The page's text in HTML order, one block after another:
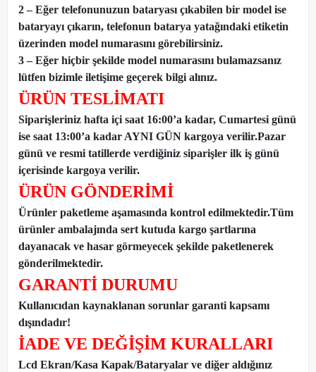
2 – Eğer telefonunuzun bataryası çıkabilen bir model ise
bataryayı çıkarın, telefonun batarya yatağındaki etiketin
üzerinden model numarasını görebilirsiniz.
3 – Eğer hiçbir şekilde model numarasını bulamazsanız
lütfen bizimle iletişime geçerek bilgi alınız.
ÜRÜN TESLİMATI
Siparişleriniz hafta içi saat 16:00’a kadar, Cumartesi günü
ise saat 13:00’a kadar AYNI GÜN kargoya verilir.Pazar
günü ve resmi tatillerde verdiğiniz siparişler ilk iş günü
içerisinde kargoya verilir.
ÜRÜN GÖNDERİMİ
Ürünler paketleme aşamasında kontrol edilmektedir.Tüm
ürünler ambalajında sert kutuda kargo şartlarına
dayanacak ve hasar görmeyecek şekilde paketlenerek
gönderilmektedir.
GARANTİ DURUMU
Kullanıcıdan kaynaklanan sorunlar garanti kapsamı
dışındadır!
İADE VE DEĞİŞİM KURALLARI
Lcd Ekran/Kasa Kapak/Bataryalar ve diğer aldığınız